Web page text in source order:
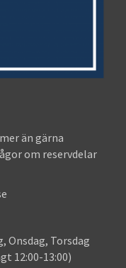
än gärna
om reservdelar
Onsdag, Torsdag
12:00-13:00)